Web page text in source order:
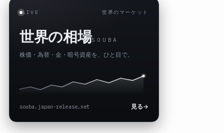
LIVE 世界のマーケット
世界の相場SOUBA
株価・為替・金・暗号資産を、ひと目で。
souba.japan-release.net 見る→